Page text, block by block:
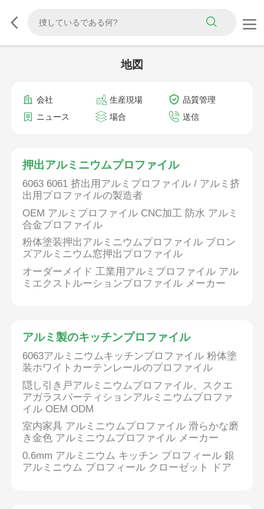
地図
会社 生産現場
品質管理
ニュース
場合 送信
押出アルミニウムプロファイル
6063 6061 挤出用アルミプロファイル / アルミ挤
出用プロファイルの製造者
OEM アルミプロファイル CNC加工 防水 アルミ
合金プロファイル
粉体塗装押出アルミニウムプロファイル ブロン
ズアルミニウム窓押出プロファイル
オーダーメイド 工業用アルミプロファイル アル
ミエクストルーションプロファイル メーカー
アルミ製のキッチンプロファイル
6063アルミニウムキッチンプロファイル 粉体塗
装ホワイトカーテンレールのプロファイル
隠し引き戸アルミニウムプロファイル、スクエ
アガラスパーティションアルミニウムプロファ
イル OEM ODM
室内家具 アルミニウムプロファイル 滑らかな磨
き金色 アルミニウムプロファイル メーカー
0.6mm アルミニウム キッチン プロフィール 銀
アルミニウム プロフィール クローゼット ドア